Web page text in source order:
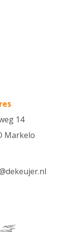
en
situatie.
14
Markelo